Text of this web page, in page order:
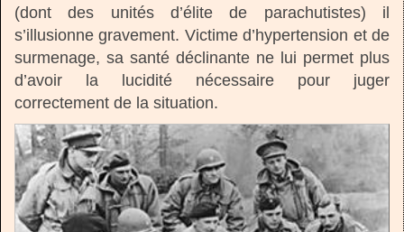
(dont des unités d’élite de parachutistes) il
s’illusionne gravement. Victime d’hypertension et de
surmenage, sa santé déclinante ne lui permet plus
d’avoir la lucidité nécessaire pour juger
correctement de la situation.